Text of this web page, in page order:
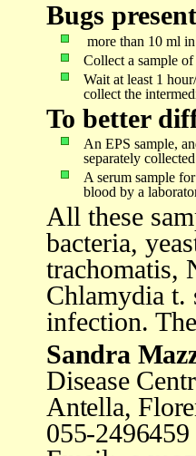
Bugs
more than 10 ml
Collect a sample
Wait at least 1
collect the
To better
An EPS sample,
separately
A serum sample
blood by a
All these
bacteria,
trachomatis,
Chlamydia t.
infection.
Sandra
Disease
Antella,
055-2496459